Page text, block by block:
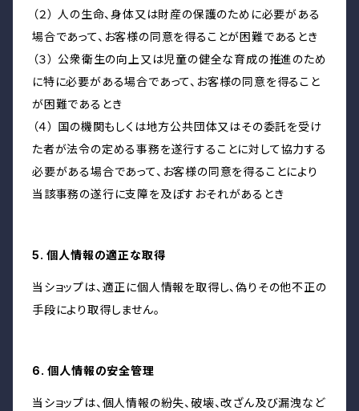
（２） 人の生命、身体又は財産の保護のために必要がある
場合であって、お客様の同意を得ることが困難であるとき
（３） 公衆衛生の向上又は児童の健全な育成の推進のため
に特に必要がある場合であって、お客様の同意を得ること
が困難であるとき
（４） 国の機関もしくは地方公共団体又はその委託を受け
た者が法令の定める事務を遂行することに対して協力する
必要がある場合であって、お客様の同意を得ることにより
当該事務の遂行に支障を及ぼすおそれがあるとき
5. 個人情報の適正な取得
当ショップは、適正に個人情報を取得し、偽りその他不正の
手段により取得しません。
6. 個人情報の安全管理
当ショップは、個人情報の紛失、破壊、改ざん及び漏洩など